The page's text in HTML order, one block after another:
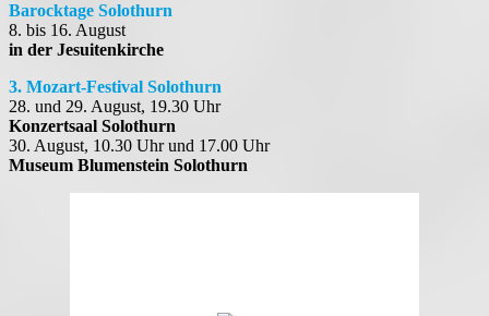
Barocktage Solothurn
8. bis 16. August
in der Jesuitenkirche
3. Mozart-Festival Solothurn
28. und 29. August, 19.30 Uhr
Konzertsaal Solothurn
30. August, 10.30 Uhr und 17.00 Uhr
Museum Blumenstein Solothurn